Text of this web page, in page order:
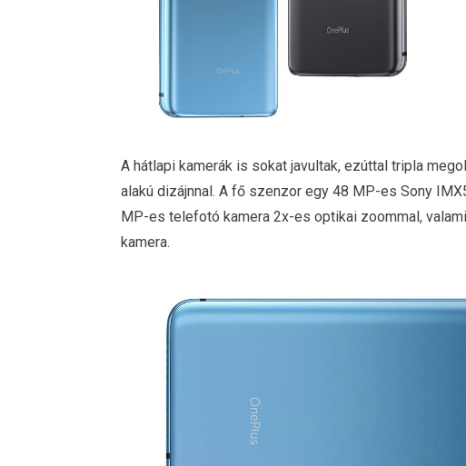
A hátlapi kamerák is sokat javultak, ezúttal tripla
alakú dizájnnal. A fő szenzor egy 48 MP-es Sony
MP-es telefotó kamera 2x-es optikai zoommal,
kamera.